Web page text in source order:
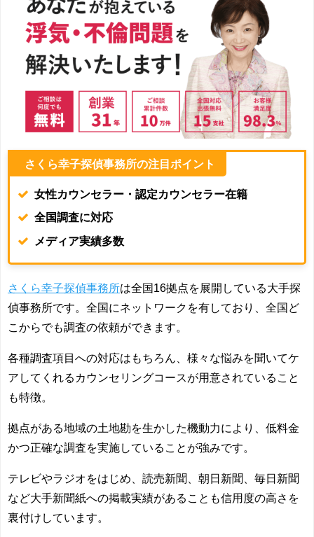
さくら幸子探偵事務所の注目ポイント
女性カウンセラー・認定カウンセラー在籍
全国調査に対応
メディア実績多数
さくら幸子探偵事務所は全国16拠点を展開している大手探
偵事務所です。全国にネットワークを有しており、全国ど
こからでも調査の依頼ができます。
各種調査項目への対応はもちろん、様々な悩みを聞いてケ
アしてくれるカウンセリングコースが用意されていること
も特徴。
拠点がある地域の土地勘を生かした機動力により、低料金
かつ正確な調査を実施していることが強みです。
テレビやラジオをはじめ、読売新聞、朝日新聞、毎日新聞
など大手新聞紙への掲載実績があることも信用度の高さを
裏付けしています。